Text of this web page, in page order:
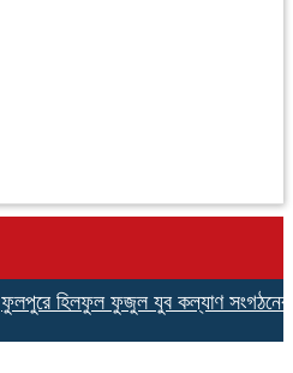
ফুলপুরে হিলফুল ফুজুল যুব কল্যাণ সংগঠনের